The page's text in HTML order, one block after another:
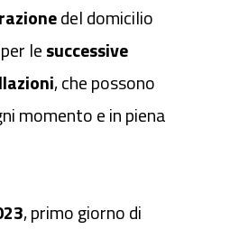
del domicilio
lesuccessive
, che possono
momento e in piena
, primo giorno di